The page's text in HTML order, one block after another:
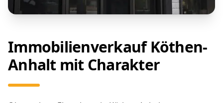
Immobilienverkauf Köthen-
Anhalt mit Charakter